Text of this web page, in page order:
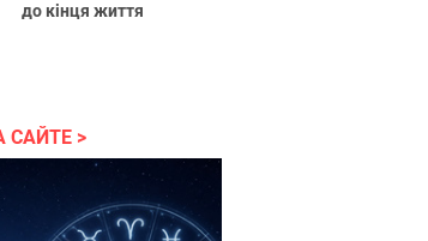
до кінця життя
САЙТЕ